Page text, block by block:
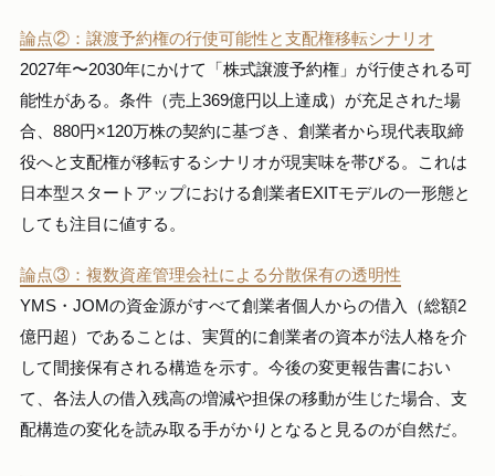
論点②：譲渡予約権の行使可能性と支配権移転シナリオ
2027年〜2030年にかけて「株式譲渡予約権」が行使される可
能性がある。条件（売上369億円以上達成）が充足された場
合、880円×120万株の契約に基づき、創業者から現代表取締
役へと支配権が移転するシナリオが現実味を帯びる。これは
日本型スタートアップにおける創業者EXITモデルの一形態と
しても注目に値する。
論点③：複数資産管理会社による分散保有の透明性
YMS・JOMの資金源がすべて創業者個人からの借入（総額2
億円超）であることは、実質的に創業者の資本が法人格を介
して間接保有される構造を示す。今後の変更報告書におい
て、各法人の借入残高の増減や担保の移動が生じた場合、支
配構造の変化を読み取る手がかりとなると見るのが自然だ。